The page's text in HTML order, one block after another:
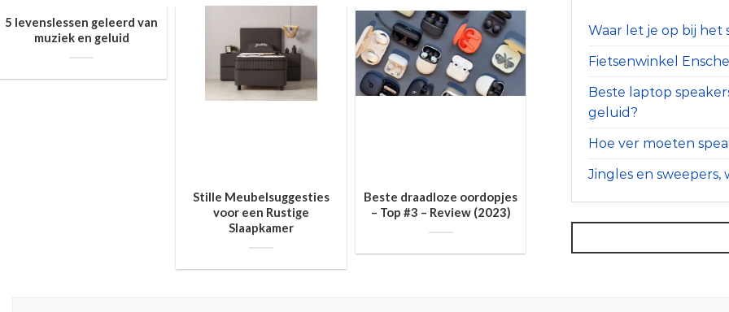
5 levenslessen geleerd van
muziek en geluid
Stille Meubelsuggesties
voor een Rustige
Slaapkamer
Beste draadloze oordopjes
– Top #3 – Review (2023)
Waar let je op bij het
Fietsenwinkel
Beste laptop
geluid?
Hoe ver moeten
Jingles en sweepers,